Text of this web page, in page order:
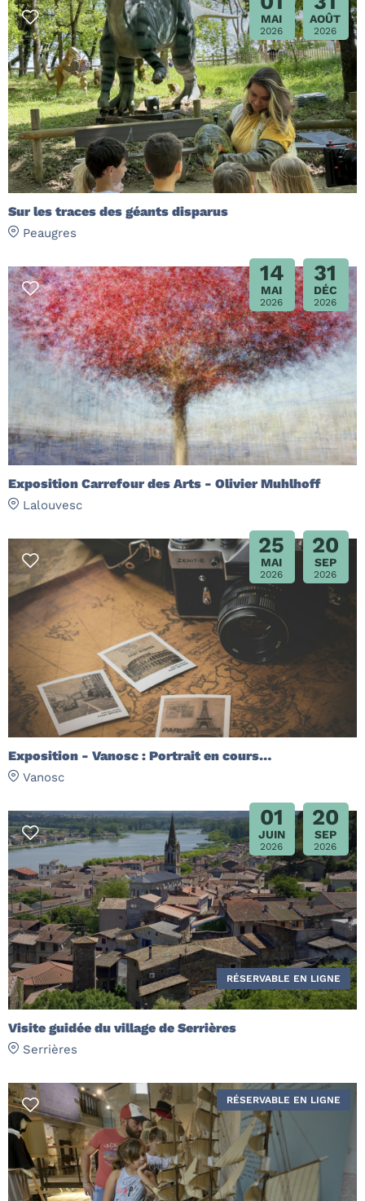
MAI
2026
AOÛT
2026
Sur les traces des géants disparus
Peaugres
14
MAI
2026
31
DÉC
2026
Exposition Carrefour des Arts - Olivier Muhlhoff
Lalouvesc
25
MAI
2026
20
SEP
2026
Exposition - Vanosc : Portrait en cours…
Vanosc
01
JUIN
2026
20
SEP
2026
Visite guidée du village de Serrières
Serrières
RÉSERVABLE EN LIGNE
RÉSERVABLE EN LIGNE